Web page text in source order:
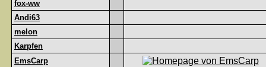
fox-ww
Andi63
melon
Karpfen
EmsCarp